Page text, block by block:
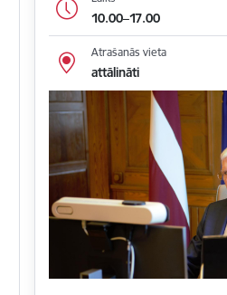
10.00–17.00
Atrašanās vieta
attālināti